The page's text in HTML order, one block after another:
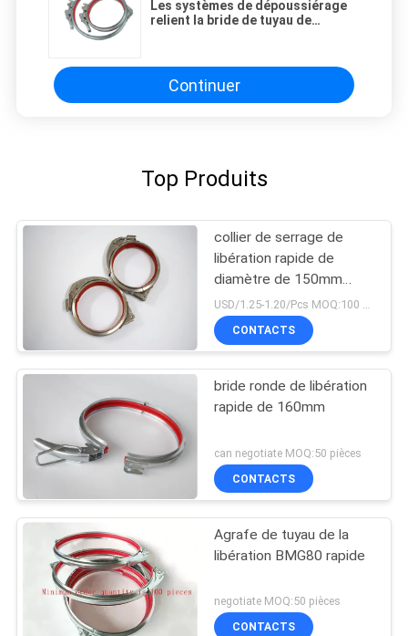
Les systèmes de dépoussiérage
relient la bride de tuyau de
Continuer
Top Produits
collier de serrage de
libération rapide de
diamètre de 150mm
avec la poignée pour le
conduit de Connnected
CONTACTS
bride ronde de libération
rapide de 160mm
can negotiate MOQ:50 pièces
CONTACTS
Agrafe de tuyau de la
libération BMG80 rapide
negotiate MOQ:50 pièces
CONTACTS